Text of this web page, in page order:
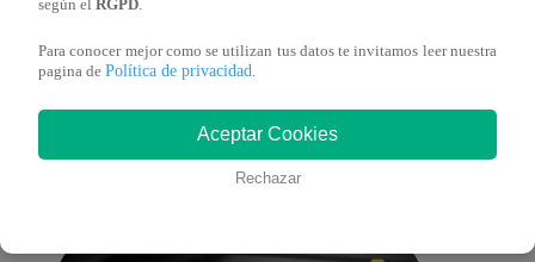
También te puede
interesar
según el RGPD
Para conocer mejor como se utilizan tus datos te invitamos leer nuestra
pagina de Política de privacidad
Aceptar Cookies
Rechazar